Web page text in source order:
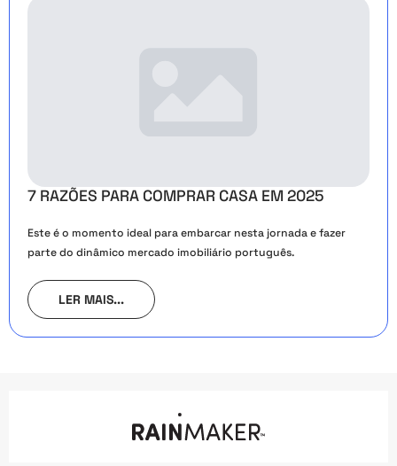
7 RAZÕES PARA COMPRAR CASA EM 2025
Este é o momento ideal para embarcar nesta jornada e fazer
parte do dinâmico mercado imobiliário português.
LER MAIS...